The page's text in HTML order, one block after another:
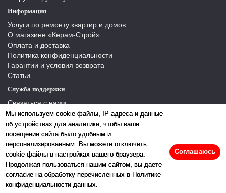
Мы используем cookie-файлы, IP-адреса и данные
об устройствах для аналитики, чтобы ваше
посещение сайта было удобным и
персонализированным. Вы можете отключить
cookie-файлы в настройках вашего браузера.
Продолжая пользоваться нашим сайтом, вы даете
согласие на обработку перечисленных в Политике
конфиденциальности данных.
Соглашаюсь
Информация
Услуги по ремонту квартир и домов
О магазине «Керам-Строй»
Оплата и доставка
Политика конфиденциальности
Гарантии и условия возврата
Статьи
Служба поддержки
Связаться с нами
Отзывы
Производители
Карта сайта
2026 © «Керамстрой»